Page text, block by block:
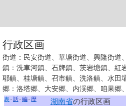
行政区画
街道：民安街道、華塘街道、興隆街道
鎮：洗車河鎮、石牌鎮、茨岩塘鎮、紅
耶鎮、桂塘鎮、召市鎮、洗洛鎮、水田
郷：洛塔郷、大安郷、内渓郷、咱果郷
表 話 編 歴 湖南省の行政区画